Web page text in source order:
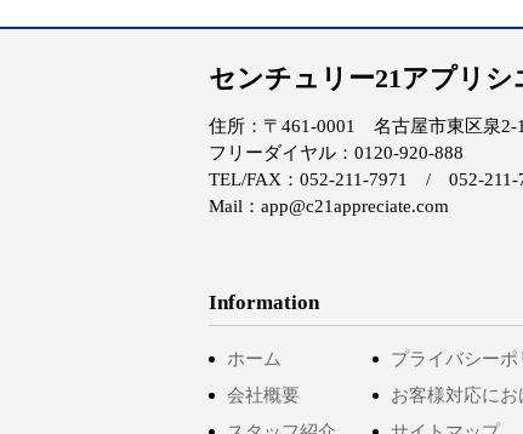
Information
ホーム
会社概要
プライバシーポ
お客様対応に
センチュリー21アプリシ
住所：〒461-0001 名古屋市東区泉2-
フリーダイヤル：0120-920-888
TEL/FAX：052-211-7971 / 052-211-
Mail：app@c21appreciate.com